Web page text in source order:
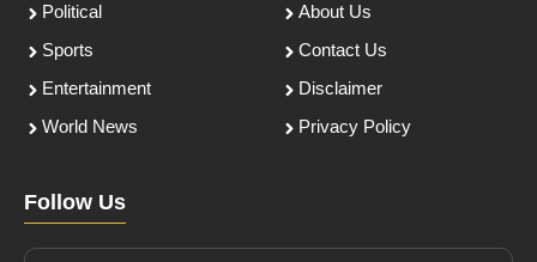
Political
Sports
Entertainment
World News
About Us
Contact Us
Disclaimer
Privacy Policy
Follow Us